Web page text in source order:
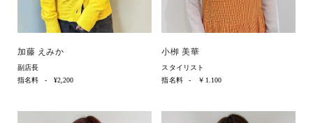
加藤 えみか
副店長
指名料
¥2,200
小栁 美華
スタイリスト
指名料
￥1.100